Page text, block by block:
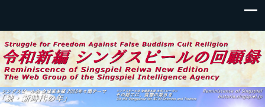
令和新編 シングスピールの回顧録
伝統偽装カルトからの蘇生と闘争の記録